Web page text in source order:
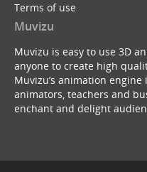
Terms of use
Muvizu
Muvizu is easy to use 3D
anyone to create high
Muvizu’s animation
animators, teachers and
enchant and delight